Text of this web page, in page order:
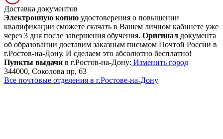
Доставка документов
Электронную копию удостоверения о повышении
квалификации сможете скачать в Вашем личном кабинете уже
через 3 дня после завершения обучения. Оригинал документа
об образовании доставим заказным письмом Почтой России в
г.Ростов-на-Дону. И сделаем это абсолютно бесплатно!
Пункты выдачи в г.Ростов-на-Дону: Изменить город
344000, Соколова пр, 63
Все почтовые отделения в г.Ростове-на-Дону